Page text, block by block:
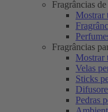
Fragrâncias
Mostrar
Fragrâncias
Mostrar
Velas
Sticks
Pedras